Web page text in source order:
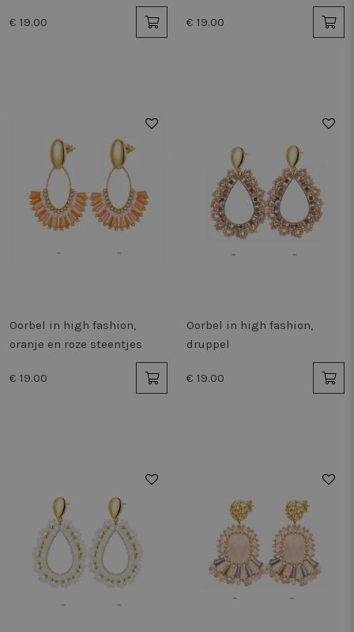
€ 19.00 € 19.00
Oorbel in high fashion,
oranje en roze steentjes
€ 19.00
Oorbel in high fashion,
druppel
€ 19.00